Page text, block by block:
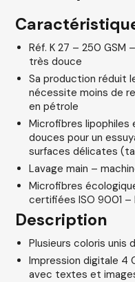
Réf. K 27 – 250 GSM
très douce
Sa production réduit
nécessite moins de
en pétrole
Microfibres
douces pour un
surfaces délicates
Lavage main –
Microfibres
certifiées ISO 9001 –
Description
Plusieurs coloris unis
Impression digitale 4
avec textes et